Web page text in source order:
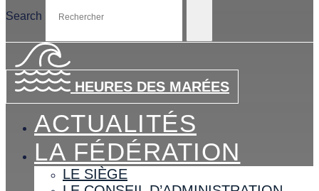
Search
HEURES DES MARÉES
ACTUALITÉS
LA FÉDÉRATION
LE SIÈGE